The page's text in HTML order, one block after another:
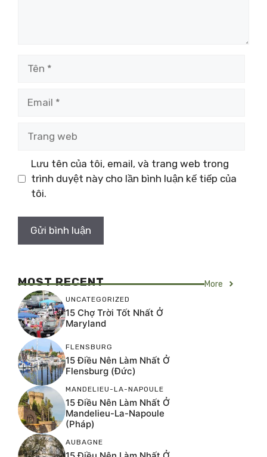
Lưu tên của tôi, email, và trang web trong
trình duyệt này cho lần bình luận kế tiếp của
tôi.
MOST RECENT More
UNCATEGORIZED
15 Chợ Trời Tốt Nhất Ở
Maryland
FLENSBURG
15 Điều Nên Làm Nhất Ở
Flensburg (Đức)
MANDELIEU-LA-NAPOULE
15 Điều Nên Làm Nhất Ở
Mandelieu-La-Napoule
(Pháp)
AUBAGNE